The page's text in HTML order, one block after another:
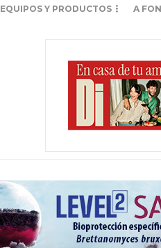
EQUIPOS Y PRODUCTOS A